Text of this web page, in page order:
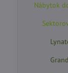
Nábytok
Grand